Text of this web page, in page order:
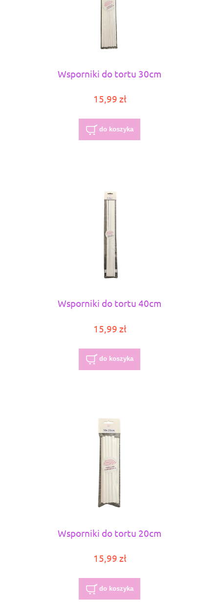
Wsporniki do tortu 30cm
15,99 zł
do koszyka
Wsporniki do tortu 40cm
15,99 zł
do koszyka
Wsporniki do tortu 20cm
15,99 zł
do koszyka